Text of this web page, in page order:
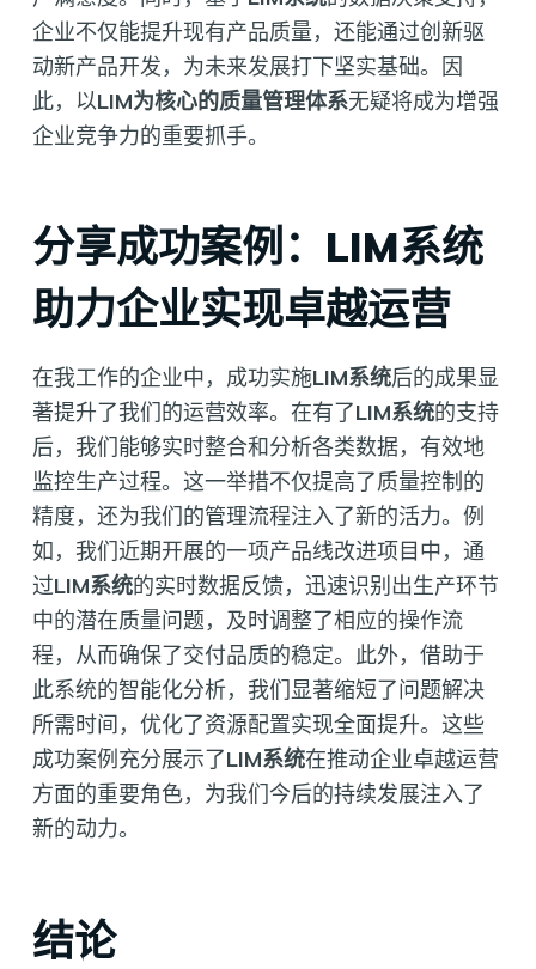
企业不仅能提升现有产品质量，还能通过创新驱
动新产品开发，为未来发展打下坚实基础。因
此，以LIM为核心的质量管理体系无疑将成为增强
企业竞争力的重要抓手。
分享成功案例：LIM系统
助力企业实现卓越运营
在我工作的企业中，成功实施LIM系统后的成果显
著提升了我们的运营效率。在有了LIM系统的支持
后，我们能够实时整合和分析各类数据，有效地
监控生产过程。这一举措不仅提高了质量控制的
精度，还为我们的管理流程注入了新的活力。例
如，我们近期开展的一项产品线改进项目中，通
过LIM系统的实时数据反馈，迅速识别出生产环节
中的潜在质量问题，及时调整了相应的操作流
程，从而确保了交付品质的稳定。此外，借助于
此系统的智能化分析，我们显著缩短了问题解决
所需时间，优化了资源配置实现全面提升。这些
成功案例充分展示了LIM系统在推动企业卓越运营
方面的重要角色，为我们今后的持续发展注入了
新的动力。
结论